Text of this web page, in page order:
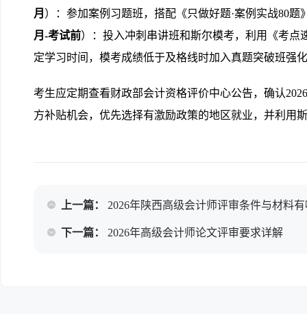
月 ）：参加案例习题班，搭配《只做好题·案例实战80
月-考试前）：投入冲刺串讲班和斯尔模考，利用《考点
定学习时间，模考成绩低于及格线时加入真题突破班强
考生应定期查看财政部会计资格评价中心公告，确认
方补贴机会，优先选择有激励政策的地区就业，并利用
上一篇： 2026年陕西高级会计师评审条件与材料
下一篇： 2026年高级会计师论文评审要求详解